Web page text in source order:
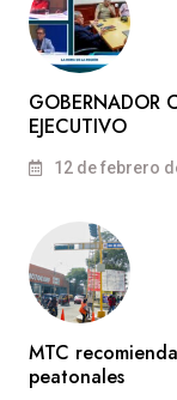
GOBERNADOR
EJECUTIVO
12 de febrero
MTC
peatonales